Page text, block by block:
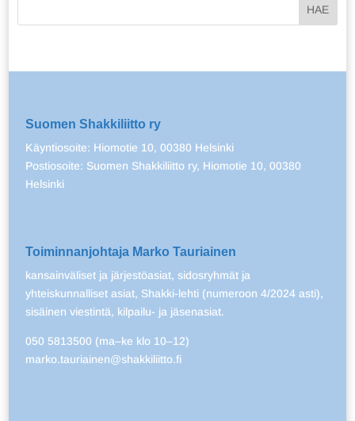
Suomen Shakkiliitto ry
Käyntiosoite: Hiomotie 10, 00380 Helsinki
Postiosoite: Suomen Shakkiliitto ry, Hiomotie 10, 00380
Helsinki
Toiminnanjohtaja Marko Tauriainen
kansainväliset ja järjestöasiat, sidosryhmät ja
yhteiskunnalliset asiat, Shakki-lehti (numeroon 4/2024 asti),
sisäinen viestintä, kilpailu- ja jäsenasiat.
050 5813500 (ma–ke klo 10–12)
marko.tauriainen@shakkiliitto.fi